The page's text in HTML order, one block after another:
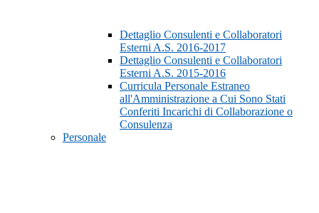
Dettaglio Consulenti e Collaboratori
Esterni A.S. 2016-2017
Dettaglio Consulenti e Collaboratori
Esterni A.S. 2015-2016
Curricula Personale Estraneo
all'Amministrazione a Cui Sono Stati
Conferiti Incarichi di Collaborazione o
Consulenza
Personale